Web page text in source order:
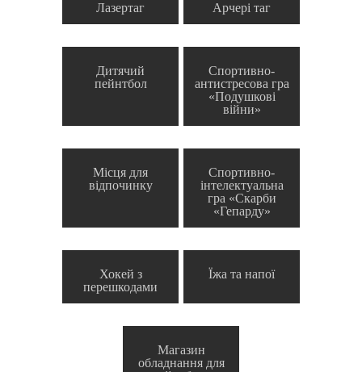
Лазертаг Арчері таг
Дитячий
пейнтбол
Спортивно-
антистресова гра
«Подушкові
війни»
Місця для
відпочинку
Спортивно-
інтелектуальна
гра «Скарби
«Гепарду»
Хокей з
перешкодами
Їжа та напої
Магазин
обладнання для